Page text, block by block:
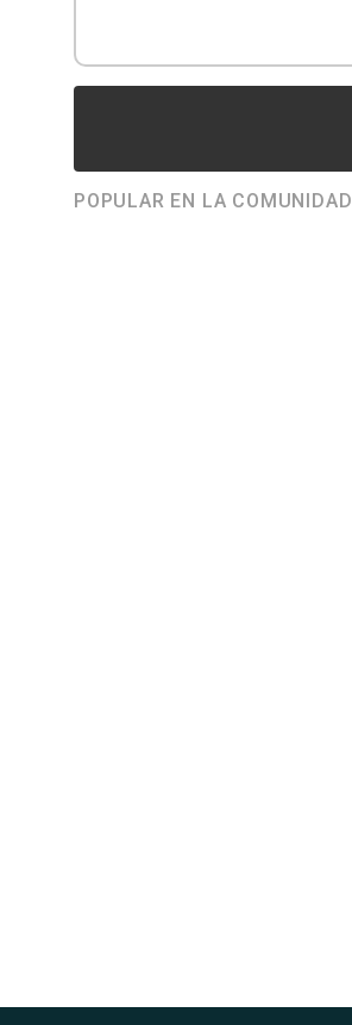
POPULAR EN LA COMUNIDAD